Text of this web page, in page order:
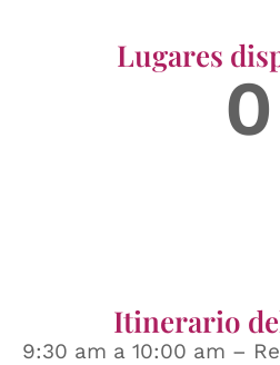
Lugares
0
Itinerario
9:30 am a 10:00 am –